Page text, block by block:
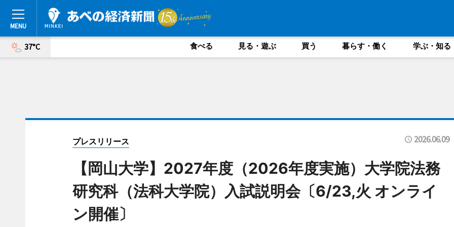
37°C 食べる 見る・遊ぶ 買う 暮らす・働く 学ぶ・知る
プレスリリース 2026.06.09
【岡山大学】2027年度（2026年度実施）大学院法務
研究科（法科大学院）入試説明会〔6/23,火 オンライ
ン開催〕